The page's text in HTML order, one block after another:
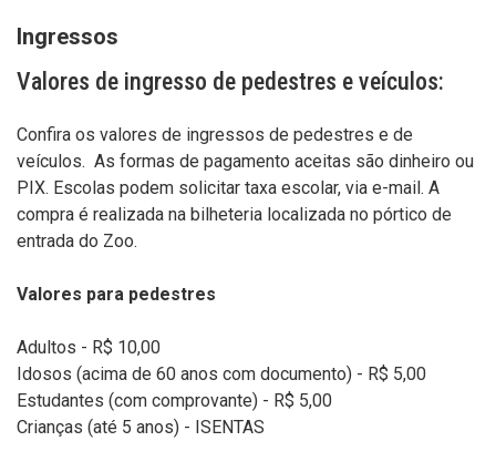
Ingressos
Valores de ingresso de pedestres e veículos:
Confira os valores de ingressos de pedestres e de
veículos. As formas de pagamento aceitas são dinheiro ou
PIX. Escolas podem solicitar taxa escolar, via e-mail. A
compra é realizada na bilheteria localizada no pórtico de
entrada do Zoo.
Valores para pedestres
Adultos - R$ 10,00
Idosos (acima de 60 anos com documento) - R$ 5,00
Estudantes (com comprovante) - R$ 5,00
Crianças (até 5 anos) - ISENTAS